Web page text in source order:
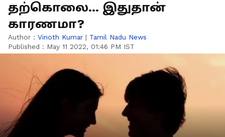
தற்கொலை... இதுதான்
காரணமா?
Author : Vinoth Kumar | Tamil Nadu News
Published : May 11 2022, 01:46 PM IST